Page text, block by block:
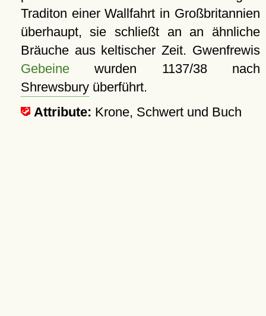
Traditon einer Wallfahrt in Großbritannien
überhaupt, sie schließt an an ähnliche
Bräuche aus keltischer Zeit. Gwenfrewis
Gebeinewurden 1137/38 nach
Shrewsburyüberführt.
Attribute: Krone, Schwert und Buch